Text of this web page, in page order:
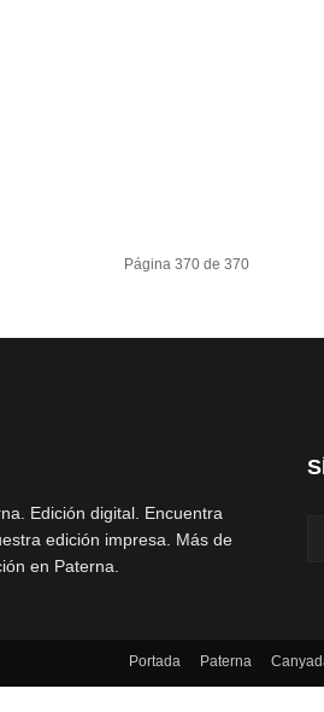
Página 370 de 370
Edición digital. Encuentra
edición impresa. Más de
en Paterna.
Portada Paterna